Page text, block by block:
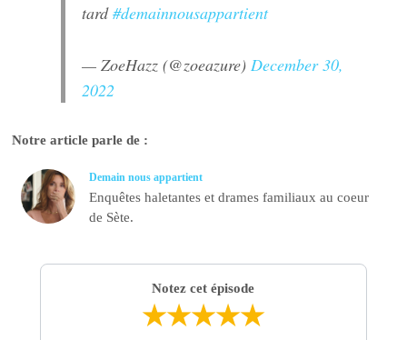
tard#demainnousappartient
— ZoeHazz (@zoeazure)December 30,
2022
Notre article parle de :
Demain nous appartient
Enquêtes haletantes et drames familiaux au coeur
de Sète.
Notez cet épisode
★★★★★